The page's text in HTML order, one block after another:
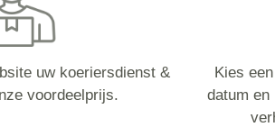
uw koeriersdienst &
voordeelprijs.
Kies
datum en